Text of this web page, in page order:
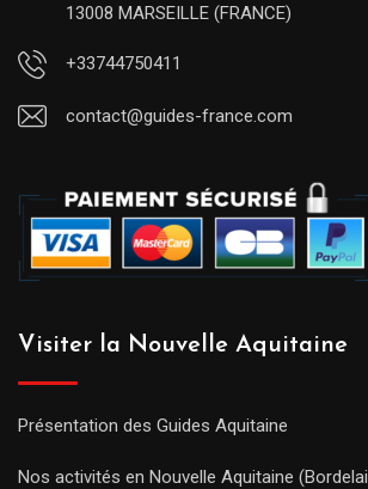
13008 MARSEILLE (FRANCE)
+33744750411
contact@guides-france.com
Visiter la Nouvelle Aquitaine
Présentation des Guides Aquitaine
Nos activités en Nouvelle Aquitaine